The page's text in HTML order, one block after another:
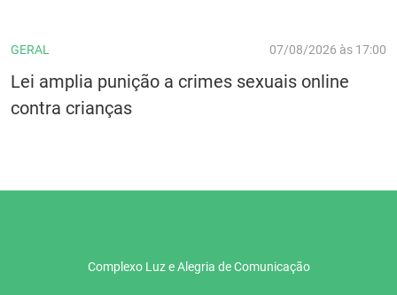
GERAL 07/08/2026 às 17:00
Lei amplia punição a crimes sexuais online
contra crianças
Complexo Luz e Alegria de Comunicação